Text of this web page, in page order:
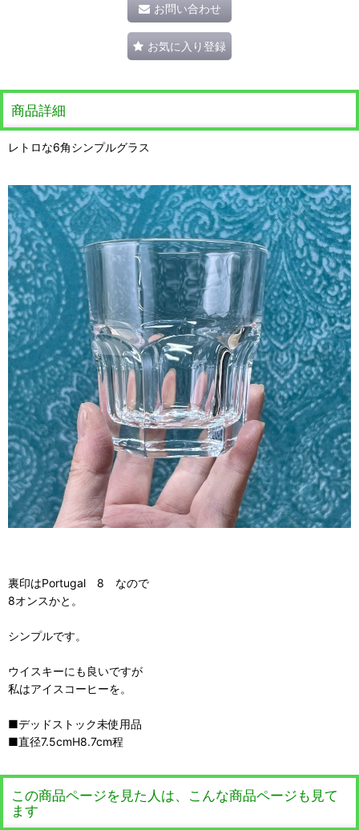
お問い合わせ
お気に入り登録
商品詳細
レトロな6角シンプルグラス
裏印はPortugal 8 なので
8オンスかと。
シンプルです。
ウイスキーにも良いですが
私はアイスコーヒーを。
■デッドストック未使用品
■直径7.5cmH8.7cm程
この商品ページを見た人は、こんな商品ページも見て
ます